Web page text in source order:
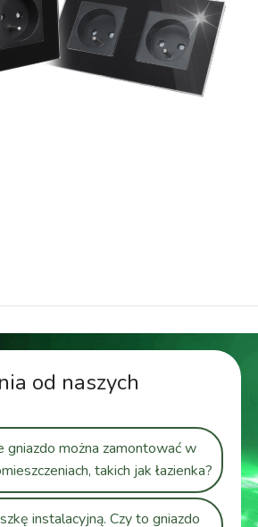
od naszych
gniazdo można zamontować w
takich jak łazienka?
instalacyjną. Czy to gniazdo